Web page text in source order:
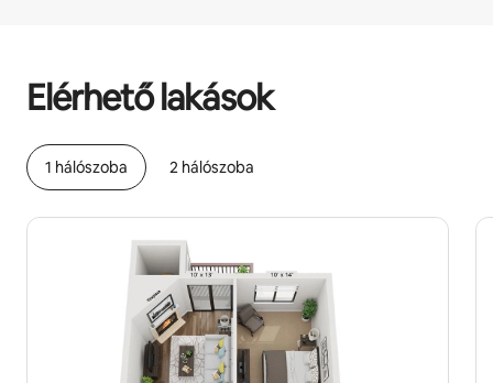
Elérhető lakások
1 hálószoba 2 hálószoba